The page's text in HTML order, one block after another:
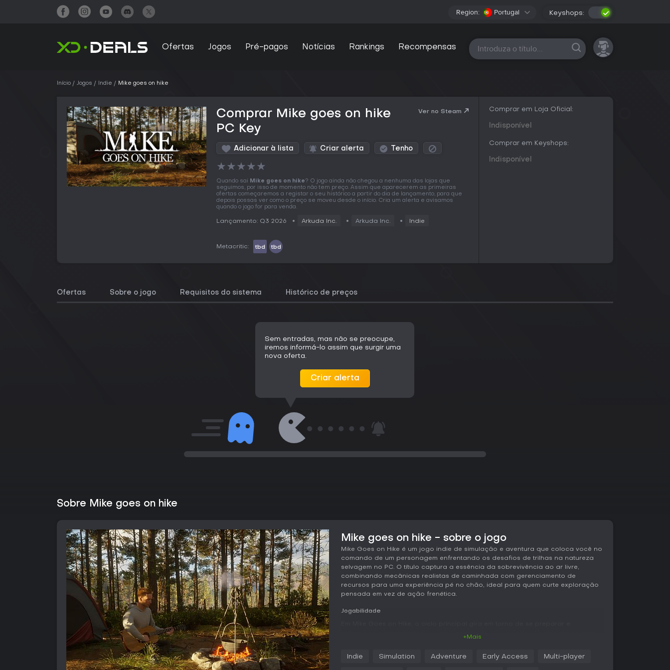
Region: Portugal Keyshops:
Ofertas Jogos Pré-pagos Notícias Rankings Recompensas Todas as plataformas
Início Jogos Indie Mike goes on hike
Comprar Mike goes on hike
PC Key
Ver no Steam
Adicionar à lista Criar alerta Tenho
★★★★★
Quando sai Mike goes on hike? O jogo ainda não chegou a nenhuma das lojas que
seguimos, por isso de momento não tem preço. Assim que aparecerem as primeiras
ofertas começaremos a registar o seu histórico a partir do dia de lançamento, para que
depois possas ver como o preço se moveu desde o início. Cria um alerta e avisamos
quando o jogo for para venda.
Lançamento: Q3 2026 Arkuda Inc. Arkuda Inc. Indie
Metacritic: tbd tbd
Comprar em Loja Oficial:
Indisponível
Comprar em Keyshops:
Indisponível
Ofertas Sobre o jogo Requisitos do sistema Histórico de preços
Sem entradas, mas não se preocupe,
iremos informá-lo assim que surgir uma
nova oferta.
Criar alerta
Sobre Mike goes on hike
Mike goes on hike - sobre o jogo
Mike Goes on Hike é um jogo indie de simulação e aventura que coloca você no
comando de um personagem enfrentando os desafios de trilhas na natureza
selvagem no PC. O título captura a essência da sobrevivência ao ar livre,
combinando mecânicas realistas de caminhada com gerenciamento de
recursos para uma experiência pé no chão, ideal para quem curte exploração
pensada em vez de ação frenética.
Jogabilidade
exerce um papel crucial, com chuva, neblina, vento e variações de temperatura
+Mais
Indie Simulation Adventure Early Access Multi-player